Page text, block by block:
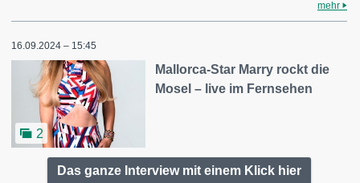
mehr
16.09.2024 – 15:45
2
Mallorca-Star Marry rockt die
Mosel – live im Fernsehen
Das ganze Interview mit einem Klick hier